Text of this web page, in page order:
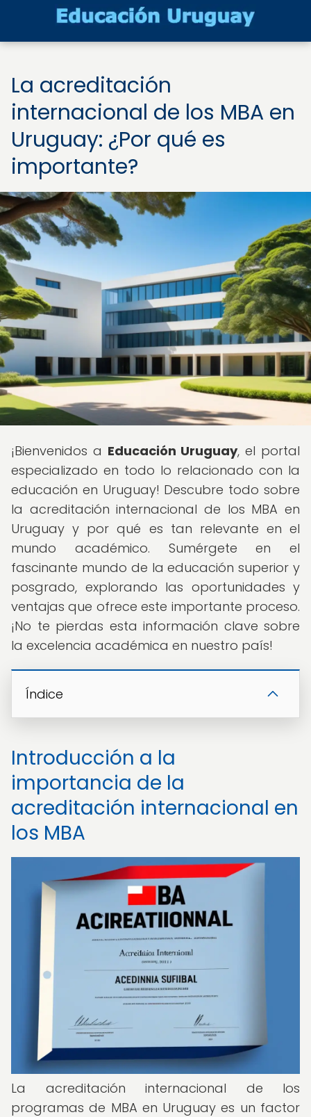
La acreditación
internacional de los MBA en
Uruguay: ¿Por qué es
importante?
¡Bienvenidos a Educación Uruguay, el portal
especializado en todo lo relacionado con la
educación en Uruguay! Descubre todo sobre
la acreditación internacional de los MBA en
Uruguay y por qué es tan relevante en el
mundo académico. Sumérgete en el
fascinante mundo de la educación superior y
posgrado, explorando las oportunidades y
ventajas que ofrece este importante proceso.
¡No te pierdas esta información clave sobre
la excelencia académica en nuestro país!
Índice
Introducción a la
importancia de la
acreditación internacional en
los MBA
La acreditación internacional de los
programas de MBA en Uruguay es un factor